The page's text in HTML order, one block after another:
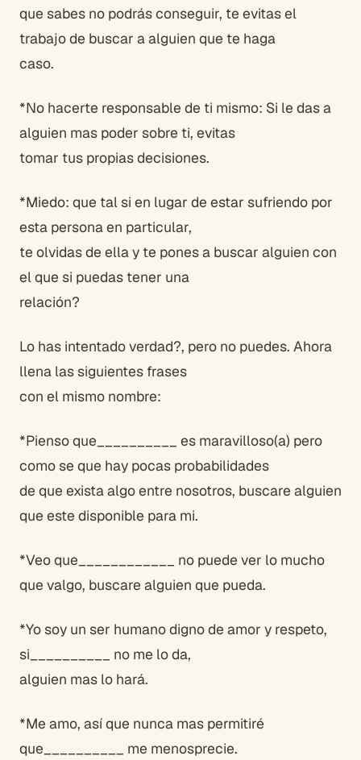
que sabes no podrás conseguir, te evitas el
trabajo de buscar a alguien que te haga
caso.
*No hacerte responsable de ti mismo: Si le das a
alguien mas poder sobre ti, evitas
tomar tus propias decisiones.
*Miedo: que tal si en lugar de estar sufriendo por
esta persona en particular,
te olvidas de ella y te pones a buscar alguien con
el que si puedas tener una
relación?
Lo has intentado verdad?, pero no puedes. Ahora
llena las siguientes frases
con el mismo nombre:
*Pienso que__________ es maravilloso(a) pero
como se que hay pocas probabilidades
de que exista algo entre nosotros, buscare alguien
que este disponible para mi.
*Veo que____________ no puede ver lo mucho
que valgo, buscare alguien que pueda.
*Yo soy un ser humano digno de amor y respeto,
si__________ no me lo da,
alguien mas lo hará.
*Me amo, así que nunca mas permitiré
que__________ me menosprecie.